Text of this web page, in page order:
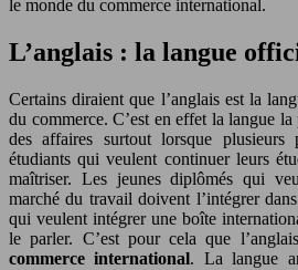
le monde du commerce international.
L’anglais : la langue
Certains diraient que l’anglais est la
du commerce. C’est en effet la langue
des affaires surtout lorsque plusieurs
étudiants qui veulent continuer leurs
maîtriser. Les jeunes diplômés qui
marché du travail doivent l’intégrer
qui veulent intégrer une boîte
le parler. C’est pour cela que
commerce international. La langue